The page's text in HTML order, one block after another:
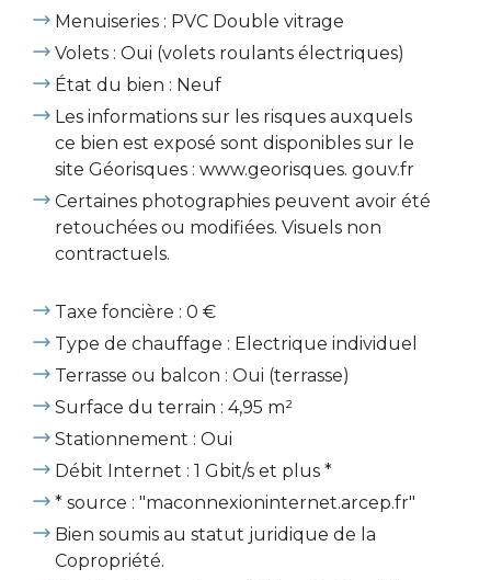
Menuiseries : PVC Double vitrage
Volets : Oui (volets roulants électriques)
État du bien : Neuf
Les informations sur les risques auxquels
ce bien est exposé sont disponibles sur le
site Géorisques : www.georisques. gouv.fr
Certaines photographies peuvent avoir été
retouchées ou modifiées. Visuels non
contractuels.
Taxe foncière : 0 €
Type de chauffage : Electrique individuel
Terrasse ou balcon : Oui (terrasse)
Surface du terrain : 4,95 m²
Stationnement : Oui
Débit Internet : 1 Gbit/s et plus *
* source : "maconnexioninternet.arcep.fr"
Bien soumis au statut juridique de la
Copropriété.